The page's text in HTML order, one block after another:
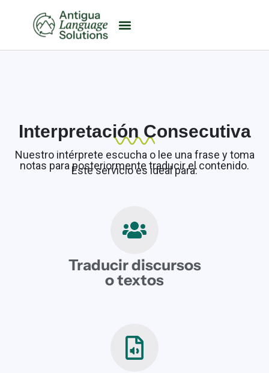
Interpretación Consecutiva
Nuestro intérprete escucha o lee una frase y toma
notas para posteriormente traducir el contenido.
Este servicio es ideal para:
Traducir discursos
o textos